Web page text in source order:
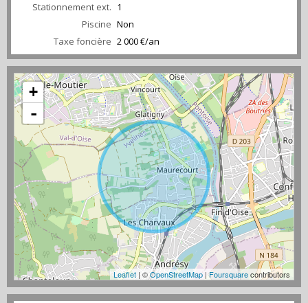
Stationnement ext. 1
Piscine Non
Taxe foncière 2 000 €/an
+
-
Leaflet | ©OpenStreetMap |Foursquarecontributors